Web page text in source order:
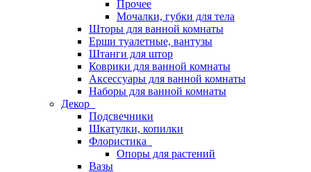
Прочее
Мочалки, губки для тела
Шторы для ванной комнаты
Ерши туалетные, вантузы
Штанги для штор
Коврики для ванной комнаты
Аксессуары для ванной комнаты
Наборы для ванной комнаты
Декор
Подсвечники
Шкатулки, копилки
Флористика
Опоры для растений
Вазы